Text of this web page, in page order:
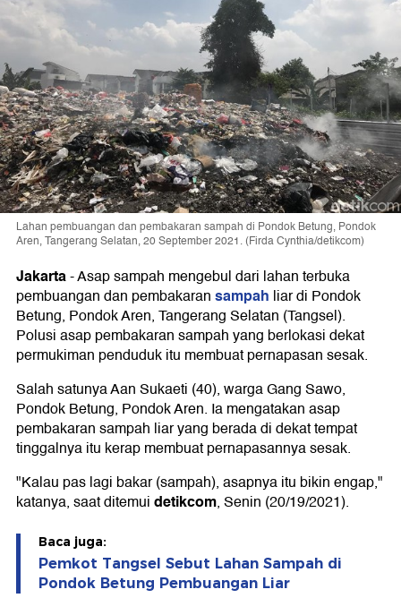
Lahan pembuangan dan pembakaran sampah di Pondok Betung, Pondok
Aren, Tangerang Selatan, 20 September 2021. (Firda Cynthia/detikcom)
Jakarta-Asap sampah mengebul dari lahan terbuka
pembuangan dan pembakaransampah liar di Pondok
Betung, Pondok Aren, Tangerang Selatan (Tangsel).
Polusi asap pembakaran sampah yang berlokasi dekat
permukiman penduduk itu membuat pernapasan sesak.
Salah satunya Aan Sukaeti (40), warga Gang Sawo,
Pondok Betung, Pondok Aren. Ia mengatakan asap
pembakaran sampah liar yang berada di dekat tempat
tinggalnya itu kerap membuat pernapasannya sesak.
"Kalau pas lagi bakar (sampah), asapnya itu bikin engap,"
katanya, saat ditemuidetikcom, Senin (20/19/2021).
Baca juga:
Pemkot Tangsel Sebut Lahan Sampah di
Pondok Betung Pembuangan Liar